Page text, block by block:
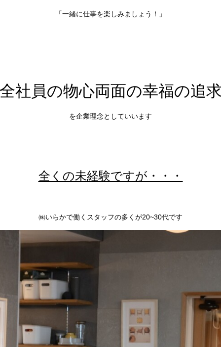
「一緒に仕事を楽しみましょう！」
社員の物心両面の幸福の追
を企業理念としていいます
全くの未経験ですが・・・
㈱いらかで働くスタッフの多くが20~30代です